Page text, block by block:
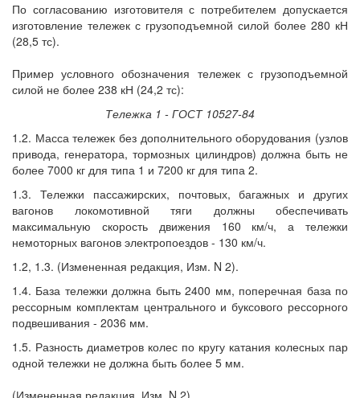
По согласованию изготовителя с потребителем допускается
изготовление тележек с грузоподъемной силой более 280 кН
(28,5 тс).
Пример условного обозначения тележек с грузоподъемной
силой не более 238 кН (24,2 тс):
Тележка 1 - ГОСТ 10527-84
1.2. Масса тележек без дополнительного оборудования (узлов
привода, генератора, тормозных цилиндров) должна быть не
более 7000 кг для типа 1 и 7200 кг для типа 2.
1.3. Тележки пассажирских, почтовых, багажных и других
вагонов локомотивной тяги должны обеспечивать
максимальную скорость движения 160 км/ч, а тележки
немоторных вагонов электропоездов - 130 км/ч.
1.2, 1.3. (Измененная редакция, Изм. N 2).
1.4. База тележки должна быть 2400 мм, поперечная база по
рессорным комплектам центрального и буксового рессорного
подвешивания - 2036 мм.
1.5. Разность диаметров колес по кругу катания колесных пар
одной тележки не должна быть более 5 мм.
(Измененная редакция, Изм. N 2).